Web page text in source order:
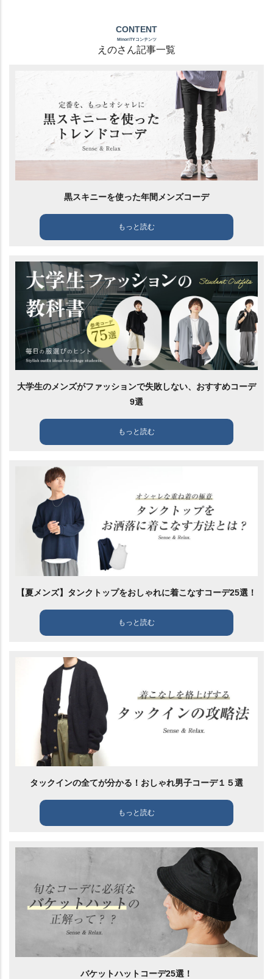
CONTENT
MinoriTYコンテンツ
えのさん記事一覧
黒スキニーを使った年間メンズコーデ
もっと読む
大学生のメンズがファッションで失敗しない、おすすめコーデ
9選
もっと読む
【夏メンズ】タンクトップをおしゃれに着こなすコーデ25選！
もっと読む
タックインの全てが分かる！おしゃれ男子コーデ１５選
もっと読む
バケットハットコーデ25選！